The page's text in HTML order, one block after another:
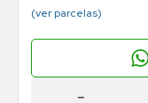
(ver parcelas)
－